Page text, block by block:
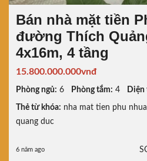
Bán nhà mặt tiền
đường Thích
4x16m, 4 tầng
15.800.000.000vnđ
Phòng ngủ: 6 Phòng tắm: 4 Diện
Thẻ từ khóa: nha mat tien phu
quang duc
6 năm ago